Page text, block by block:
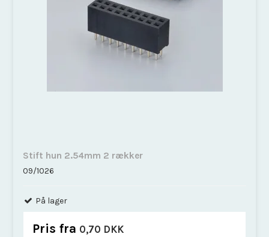
Stift hun 2.54mm 2 rækker
09/1026
På lager
Pris fra 0,70 DKK